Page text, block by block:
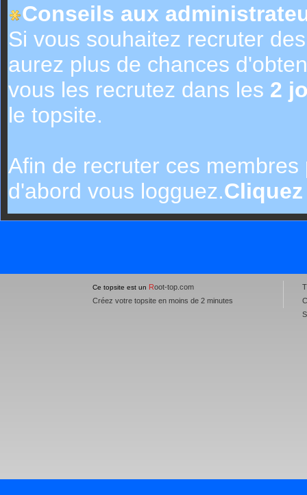
Conseils aux
Si vous souhaitez recruter
aurez plus de chances
vous les recrutez dans les 2
le topsite.
Afin de recruter ces
d'abord vous logguez.
Ce topsite est un Root-top.com
Créez votre topsite en moins de 2 minutes